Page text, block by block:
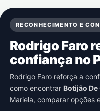
RECONHECIMENTO E
Rodrigo Faro
confiança no
Rodrigo Faro reforça a
como encontrar Botijão De
Mariela, comparar opções